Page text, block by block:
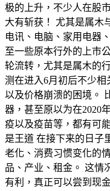
极的上升，不少人在股
大有斩获！ 尤其是属木
电讯、电脑、家用电器
至一些原本行外的上市
轮流转，尤其是属木的
测在进入6月初后不少相
以及价格崩溃的困境。
器，甚至原以为在2020
疫以及疫苗等，都有可
是王道 在接下来的日子
老化、消费习惯变化的
品、产业、租金。 这情
有利，真正可以尝到现